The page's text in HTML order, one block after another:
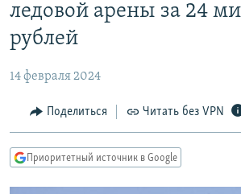
основному
Вернутся
Вернутся
АВТОРСКИЕ ПРОЕКТЫ
МНЕНИЯ
КУЛЬТУРА
КАВКАЗ.РЕАЛИИ
ледовой арены за 24
рублей
14 февраля 2024
Поделиться Читать без VPN
Приоритетный источник в Google